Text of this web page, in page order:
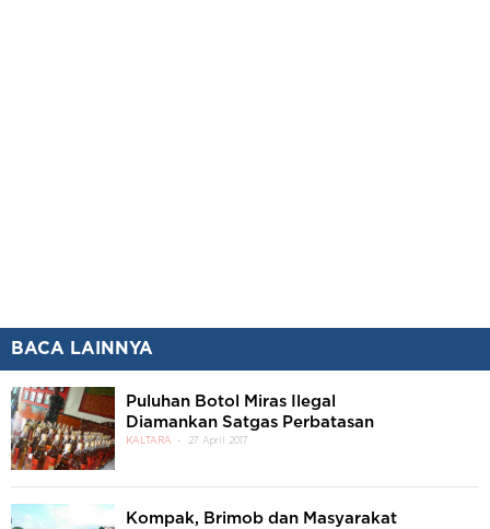
BACA LAINNYA
Puluhan Botol Miras Ilegal
Diamankan Satgas Perbatasan
KALTARA 27 April 2017
Kompak, Brimob dan Masyarakat